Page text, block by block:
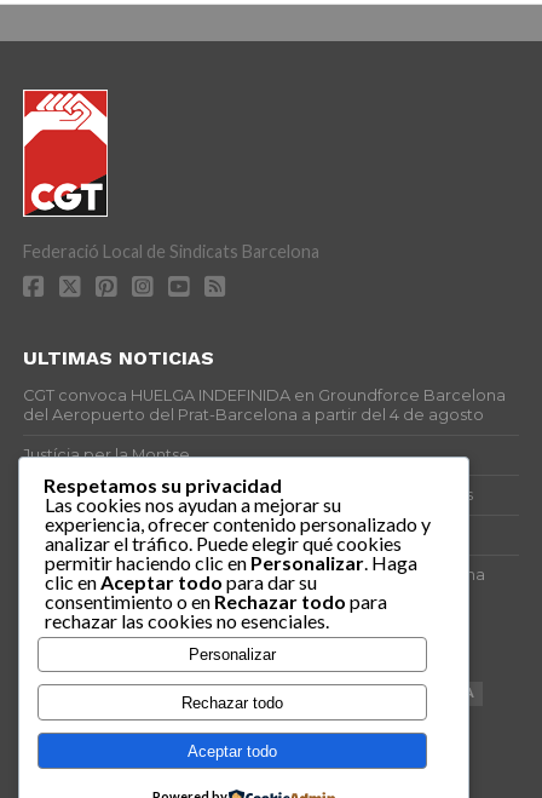
Federació Local de Sindicats Barcelona
ULTIMAS NOTICIAS
CGT convoca HUELGA INDEFINIDA en Groundforce Barcelona
del Aeropuerto del Prat-Barcelona a partir del 4 de agosto
Justícia per la Montse
25J – Día Mundial para la Prevención de los Ahogamientos
ERE encubierto en H&M Concentrix
Actes centrals 90 aniversari revolució social 1936. Programa
central i per dies. Materials de venda.
VAGA TELEMARKETING NETEJA
CONFERENCIA
DOCUMENTAL
SANITAT CATSALUT 061 ANTI-MWC
Respetamos su privacidad
Las cookies nos ayudan a mejorar su
experiencia, ofrecer contenido personalizado y
analizar el tráfico. Puede elegir qué cookies
permitir haciendo clic en Personalizar . Haga
clic en Aceptar todo para dar su
consentimiento o en Rechazar todo para
rechazar las cookies no esenciales.
Personalizar
Rechazar todo
Aceptar todo